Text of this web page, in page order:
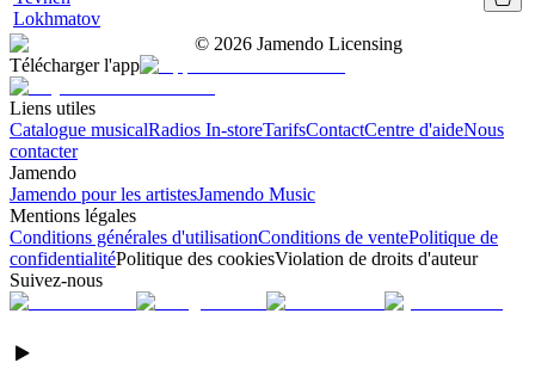
Lokhmatov
© 2026 Jamendo Licensing
Télécharger l'app
Liens utiles
Catalogue musicalRadios In-storeTarifsContactCentre d'aideNous
contacter
Jamendo
Jamendo pour les artistesJamendo Music
Mentions légales
Conditions générales d'utilisationConditions de ventePolitique de
confidentialitéPolitique des cookiesViolation de droits d'auteur
Suivez-nous